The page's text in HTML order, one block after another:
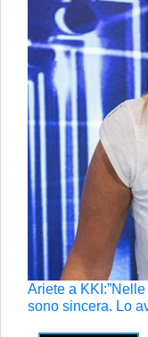
Ariete a
sono sincera. Lo